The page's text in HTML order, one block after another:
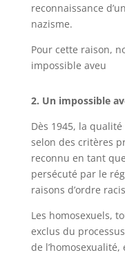
reconnaissance
nazisme.
Pour cette raison,
impossible aveu
2. Un impossible
Dès 1945, la
selon des critères
reconnu en tant
persécuté par le
raisons d’ordre
Les homosexuels,
exclus du
de